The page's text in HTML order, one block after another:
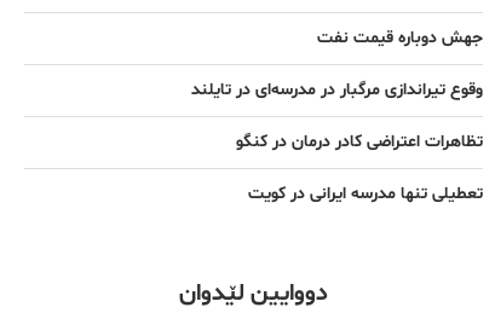
جهش دوباره قیمت نفت
وقوع تیراندازی مرگبار در مدرسه‌ای در تایلند
تظاهرات اعتراضی کادر درمان در کنگو
تعطیلی تنها مدرسه ایرانی در کویت
دووایین لێدوان